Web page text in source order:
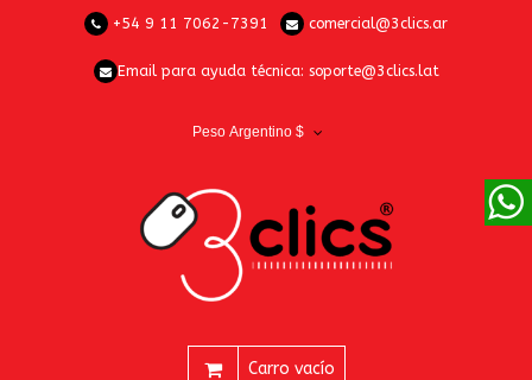
+54 9 11 7062-7391 comercial@3clics.ar
Email para ayuda técnica: soporte@3clics.lat
Peso Argentino $
Carro vacío